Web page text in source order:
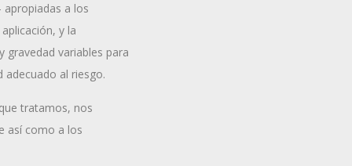
a los
y la
variables para
adecuado al riesgo.
tratamos, nos
así como a los